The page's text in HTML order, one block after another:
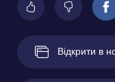
Відкрити в